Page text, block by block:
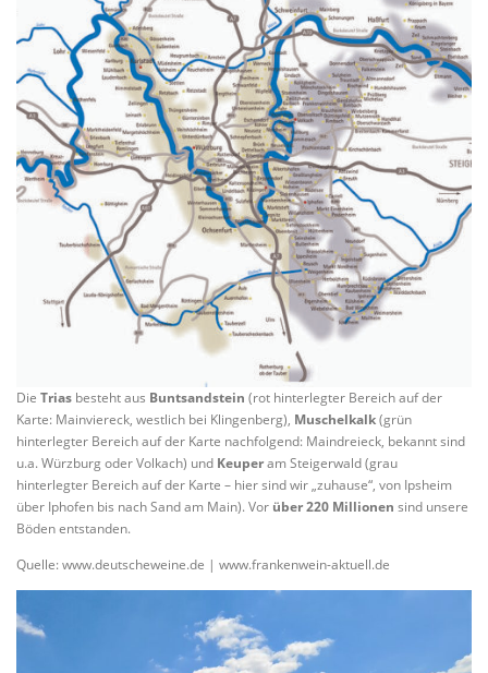
Die Trias besteht aus Buntsandstein (rot hinterlegter Bereich auf der
Karte: Mainviereck, westlich bei Klingenberg), Muschelkalk(grün
hinterlegter Bereich auf der Karte nachfolgend: Maindreieck, bekannt sind
u.a. Würzburg oder Volkach) und Keuperam Steigerwald (grau
hinterlegter Bereich auf der Karte – hier sind wir „zuhause“, von Ipsheim
über Iphofen bis nach Sand am Main). Vor über 220 Millionen sind unsere
Böden entstanden.
Quelle: www.deutscheweine.de | www.frankenwein-aktuell.de